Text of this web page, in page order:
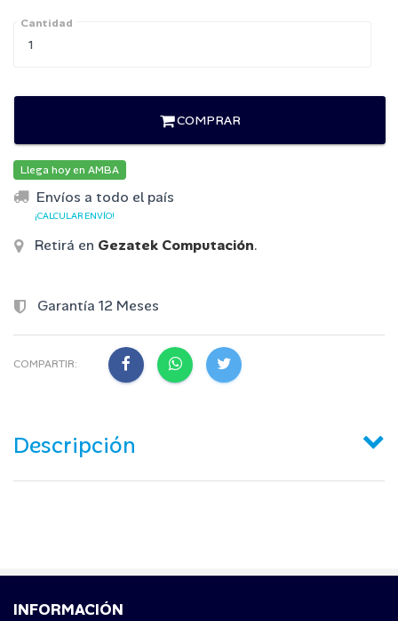
Cantidad
COMPRAR
Llega hoy en AMBA
Envíos a todo el país
¡CALCULAR ENVÍO!
Retirá en Gezatek Computación.
Garantía 12 Meses
COMPARTIR:
Descripción
INFORMACIÓN